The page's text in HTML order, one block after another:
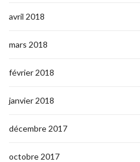
avril 2018
mars 2018
février 2018
janvier 2018
décembre 2017
octobre 2017